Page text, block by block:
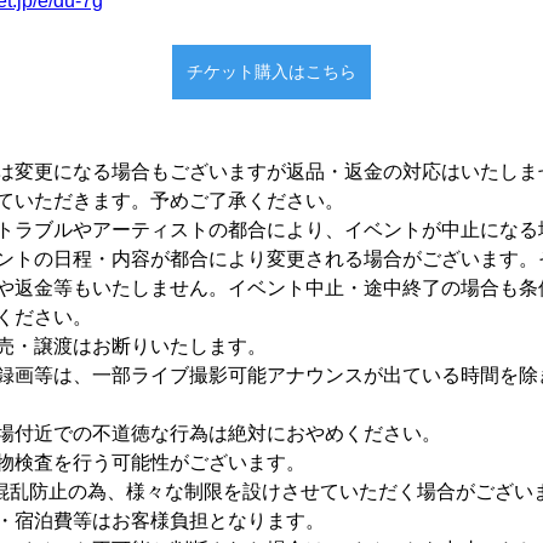
チケット購入はこちら
変更になる場合もございますが返品・返金の対応はいたし
いただきます。予めご了承ください。
ラブルやアーティストの都合により、イベントが中止にな
トの日程・内容が都合により変更される場合がございます
返金等もいたしません。イベント中止・途中終了の場合も
ださい。
譲渡はお断りいたします。
画等は、一部ライブ撮影可能アナウンスが出ている時間を
近での不道徳な行為は絶対におやめください。
査を行う可能性がございます。
防止の為、様々な制限を設けさせていただく場合がござい
泊費等はお客様負担となります。